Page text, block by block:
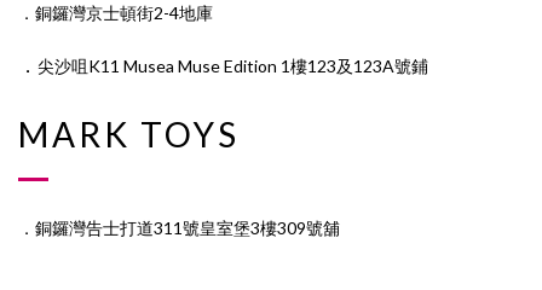
．銅鑼灣京士頓街2-4地庫
尖沙咀K11 Musea Muse Edition 1樓123及123A號鋪
MARK TOYS
．銅鑼灣告士打道311號皇室堡3樓309號舖